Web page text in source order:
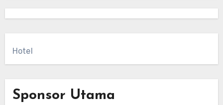
Hotel
Sponsor Utama